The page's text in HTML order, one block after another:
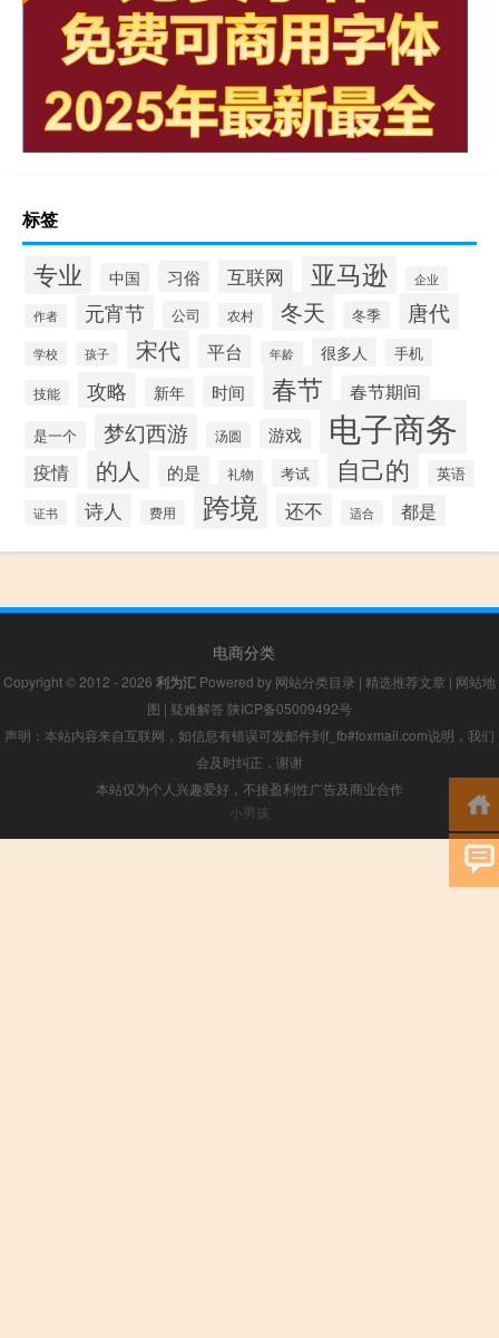
标签
专业 中国 习俗 互联网 亚马逊 企业
作者 元宵节 公司 农村 冬天 冬季 唐代
学校 孩子 宋代 平台 年龄 很多人 手机
技能 攻略 新年 时间 春节 春节期间
是一个 梦幻西游 汤圆 游戏 电子商务
疫情 的人 的是 礼物 考试 自己的 英语
证书 诗人 费用 跨境 还不 适合 都是
电商分类
Copyright © 2012 - 2026 利为汇 Powered by 网站分类目录 | 精选推荐文章 | 网站地
图 | 疑难解答 陕ICP备05009492号
声明：本站内容来自互联网，如信息有错误可发邮件到f_fb#foxmail.com说明，我们
会及时纠正，谢谢
本站仅为个人兴趣爱好，不接盈利性广告及商业合作
小男孩